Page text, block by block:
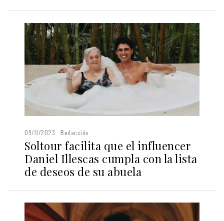
09/11/2023 Redacción
Soltour facilita que el influencer
Daniel Illescas cumpla con la lista
de deseos de su abuela